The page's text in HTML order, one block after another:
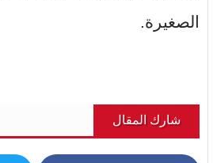
الصغيرة.
شارك المقال